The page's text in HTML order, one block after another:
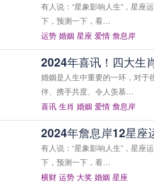
有人说：“星象影响人生”，星座
下，预测一下，看…
运势 婚姻 星座 爱情 詹息岸
2024年喜讯！四大生
婚姻是人生中重要的一环，对于
伴、携手共度、令人羡慕…
喜讯 生肖 婚姻 爱情 詹息岸
2024年詹息岸12星座
有人说：“星象影响人生”，星座
下，预测一下，看…
横财 运势 大奖 婚姻 星座